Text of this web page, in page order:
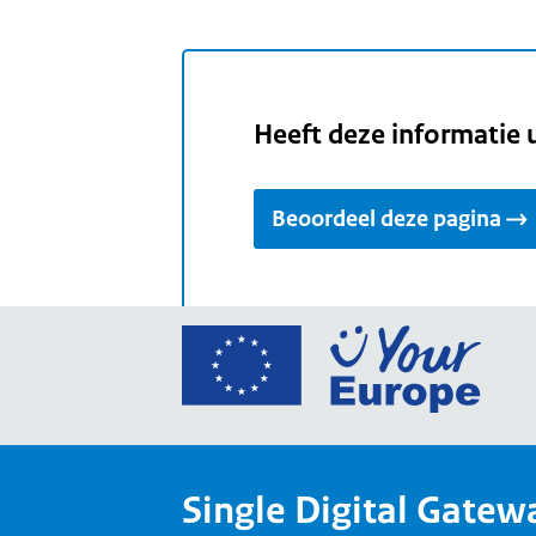
Heeft deze informatie
Beoordeel deze pagina
Ga
Your
Single Digital